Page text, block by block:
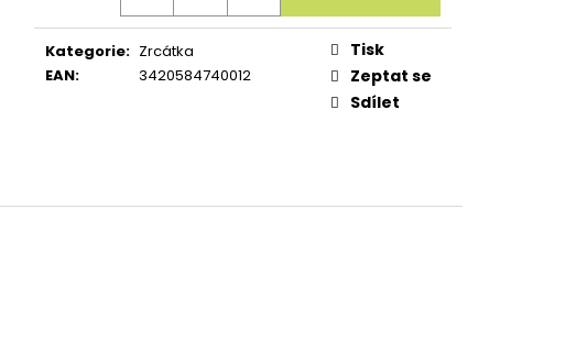
Kategorie: Zrcátka
EAN: 3420584740012
Tisk
Zeptat se
Sdílet